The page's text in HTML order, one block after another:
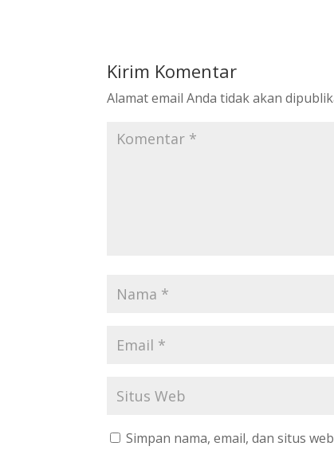
Kirim Komentar
Alamat email Anda tidak akan
Simpan nama, email, dan situs